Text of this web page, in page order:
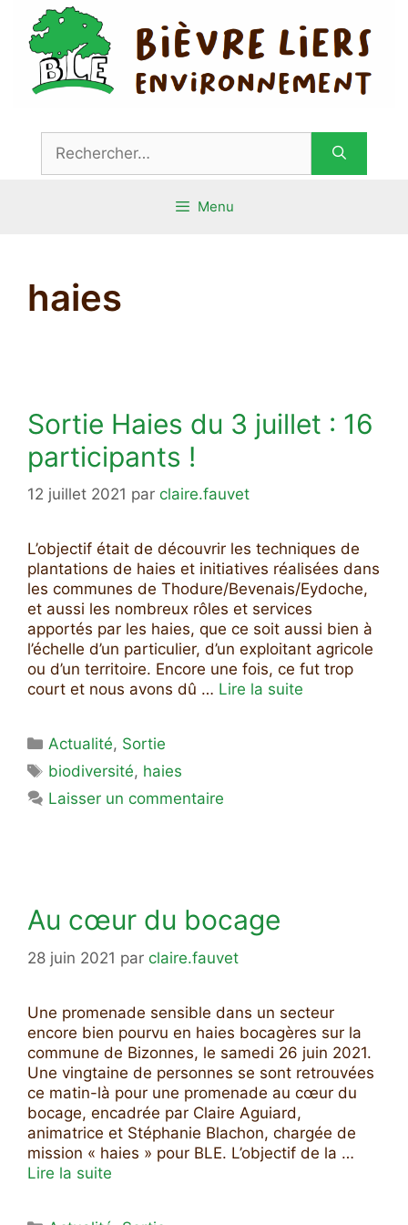
contenu
Menu
haies
Sortie Haies du 3 juillet : 16
participants !
12 juillet 2021 par claire.fauvet
L’objectif était de découvrir les techniques de
plantations de haies et initiatives réalisées dans
les communes de Thodure/Bevenais/Eydoche,
et aussi les nombreux rôles et services
apportés par les haies, que ce soit aussi bien à
l’échelle d’un particulier, d’un exploitant agricole
ou d’un territoire. Encore une fois, ce fut trop
court et nous avons dû … Lire la suite
Catégories
Actualité, Sortie
Étiquettes
biodiversité, haies
Laisser un commentaire
Au cœur du bocage
28 juin 2021 par claire.fauvet
Une promenade sensible dans un secteur
encore bien pourvu en haies bocagères sur la
commune de Bizonnes, le samedi 26 juin 2021.
Une vingtaine de personnes se sont retrouvées
ce matin-là pour une promenade au cœur du
bocage, encadrée par Claire Aguiard,
animatrice et Stéphanie Blachon, chargée de
mission « haies » pour BLE. L’objectif de la …
Lire la suite